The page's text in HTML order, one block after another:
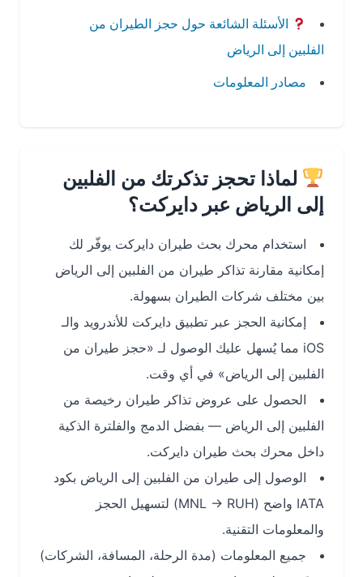
الأسئلة الشائعة حول حجز الطيران من
الفلبين إلى الرياض
مصادر المعلومات
لماذا تحجز تذكرتك من الفلبين
إلى الرياض عبر دايركت؟
استخدام محرك بحث طيران دايركت يوفّر لك
إمكانية مقارنة تذاكر طيران من الفلبين إلى الرياض
بين مختلف شركات الطيران بسهولة.
إمكانية الحجز عبر تطبيق دايركت للأندرويد والـ
iOS مما يُسهل عليك الوصول لـ «حجز طيران من
الفلبين إلى الرياض» في أي وقت.
الحصول على عروض تذاكر طيران رخيصة من
الفلبين إلى الرياض — بفضل الدمج والفلترة الذكية
داخل محرك بحث طيران دايركت.
الوصول إلى طيران من الفلبين إلى الرياض بكود
‎IATA واضح (MNL → RUH) لتسهيل الحجز
والمعلومات التقنية.
جميع المعلومات (مدة الرحلة، المسافة، الشركات)